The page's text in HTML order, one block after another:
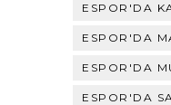
ESPOR'DA
ESPOR'DA
ESPOR'DA
ESPOR'DA